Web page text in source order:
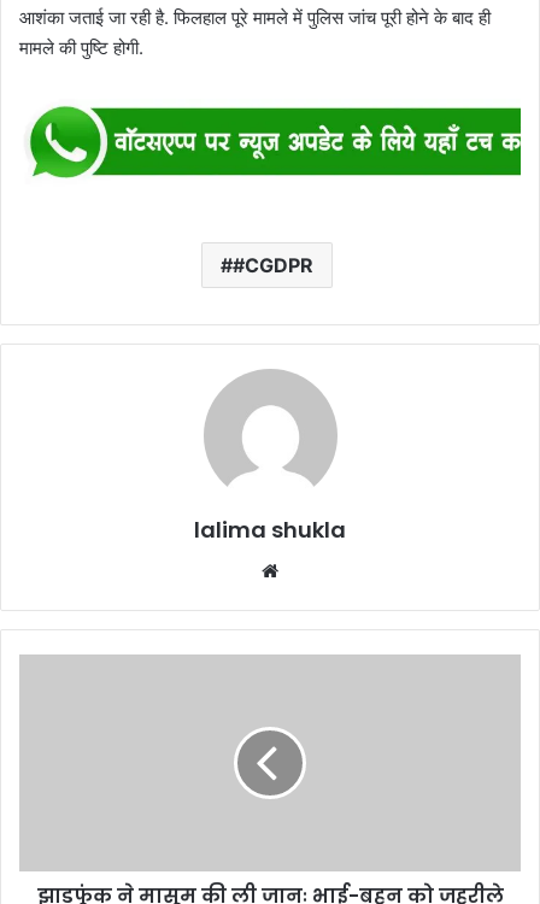
आशंका जताई जा रही है. फिलहाल पूरे मामले में पुलिस जांच पूरी होने के बाद ही
मामले की पुष्टि होगी.
#CGDPR
lalima shukla
को
जहरीले
झाड़फूंक ने मासूम की ली जानः भाई-बहन को जहरीले